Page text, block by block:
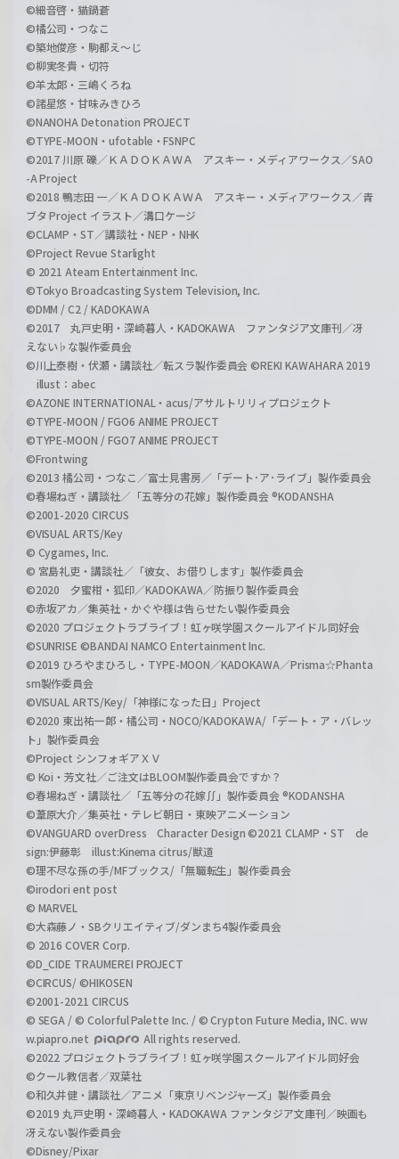
©細音啓・猫鍋蒼
©橘公司・つなこ
©築地俊彦・駒都え～じ
©柳実冬貴・切符
©羊太郎・三嶋くろね
©諸星悠・甘味みきひろ
©NANOHA Detonation PROJECT
©TYPE-MOON・ufotable・FSNPC
©2017 川原 礫／ＫＡＤＯＫＡＷＡ アスキー・メディアワークス／SAO
-A Project
©2018 鴨志田 一／ＫＡＤＯＫＡＷＡ アスキー・メディアワークス／青
ブタ Project イラスト／溝口ケージ
©CLAMP・ST／講談社・NEP・NHK
©Project Revue Starlight
© 2021 Ateam Entertainment Inc.
©Tokyo Broadcasting System Television, Inc.
©DMM / C2 / KADOKAWA
©2017 丸戸史明・深崎暮人・KADOKAWA ファンタジア文庫刊／冴
えない♭な製作委員会
©川上泰樹・伏瀬・講談社／転スラ製作委員会 ©REKI KAWAHARA 2019
illust：abec
©AZONE INTERNATIONAL・acus/アサルトリリィプロジェクト
©TYPE-MOON / FGO6 ANIME PROJECT
©TYPE-MOON / FGO7 ANIME PROJECT
©Frontwing
©2013 橘公司・つなこ／富士見書房／「デート･ア･ライブ」製作委員会
©春場ねぎ・講談社／「五等分の花嫁」製作委員会 ®KODANSHA
©2001-2020 CIRCUS
©VISUAL ARTS/Key
© Cygames, Inc.
© 宮島礼吏・講談社／「彼女、お借りします」製作委員会
©2020 夕蜜柑・狐印／KADOKAWA／防振り製作委員会
©赤坂アカ／集英社・かぐや様は告らせたい製作委員会
©2020 プロジェクトラブライブ！虹ヶ咲学園スクールアイドル同好会
©SUNRISE ©BANDAI NAMCO Entertainment Inc.
©2019 ひろやまひろし・TYPE-MOON／KADOKAWA／Prisma☆Phanta
sm製作委員会
©VISUAL ARTS/Key/「神様になった日」Project
©2020 東出祐一郎・橘公司・NOCO/KADOKAWA/「デート・ア・バレッ
ト」製作委員会
©Project シンフォギアＸＶ
© Koi・芳文社／ご注文はBLOOM製作委員会ですか？
©春場ねぎ・講談社／「五等分の花嫁∬」製作委員会 ®KODANSHA
©葦原大介／集英社・テレビ朝日・東映アニメーション
©VANGUARD overDress Character Design ©2021 CLAMP・ST de
sign:伊藤彰 illust:Kinema citrus/獣道
©理不尽な孫の手/MFブックス/「無職転生」製作委員会
©irodori ent post
© MARVEL
©大森藤ノ・SBクリエイティブ/ダンまち4製作委員会
© 2016 COVER Corp.
©D_CIDE TRAUMEREI PROJECT
©CIRCUS/ ©HIKOSEN
©2001-2021 CIRCUS
© SEGA / © Colorful Palette Inc. / © Crypton Future Media, INC. ww
w.piapro.net
All rights reserved.
©2022 プロジェクトラブライブ！虹ヶ咲学園スクールアイドル同好会
©クール教信者／双葉社
©和久井健・講談社／アニメ「東京リベンジャーズ」製作委員会
©2019 丸戸史明・深崎暮人・KADOKAWA ファンタジア文庫刊／映画も
冴えない製作委員会
©Disney/Pixar